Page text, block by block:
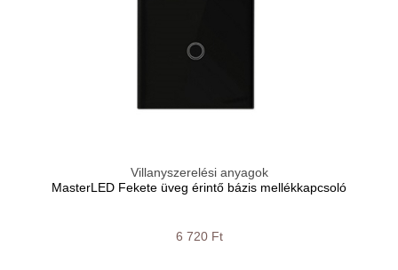
Villanyszerelési anyagok
MasterLED Fekete üveg érintő bázis mellékkapcsoló
6 720 Ft